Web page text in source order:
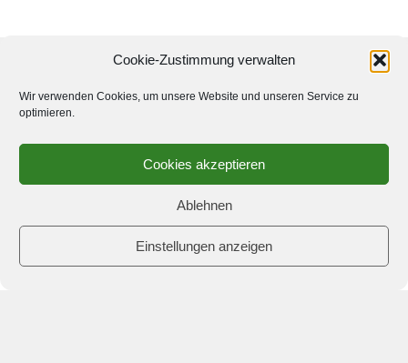
Cookie-Zustimmung verwalten
Wir verwenden Cookies, um unsere Website und unseren Service zu
optimieren.
Cookies akzeptieren
Ablehnen
Einstellungen anzeigen
Anmelden >>